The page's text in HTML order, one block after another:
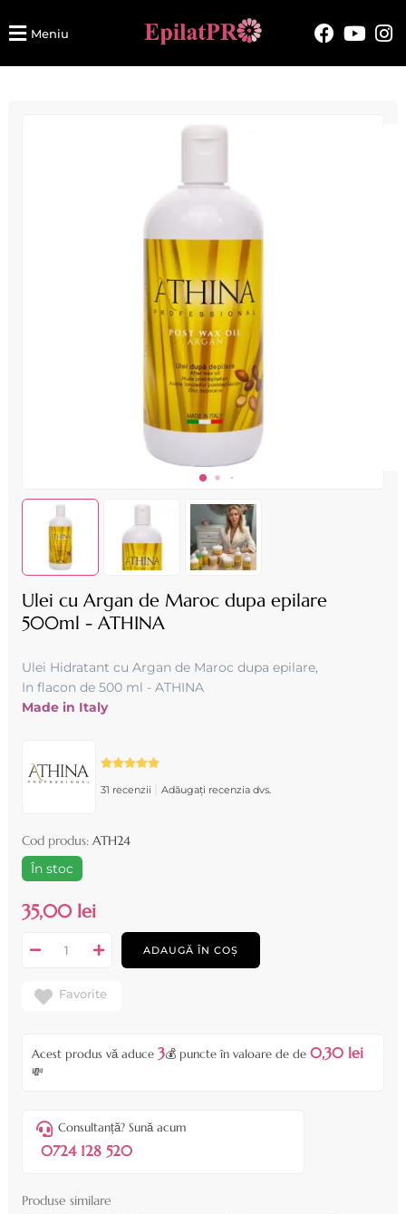
Meniu
Ulei cu Argan de Maroc dupa epilare
500ml - ATHINA
Ulei Hidratant cu Argan de Maroc dupa epilare,
In flacon de 500 ml - ATHINA
Made in Italy
31 recenzii Adăugați recenzia dvs.
Cod produs: ATH24
În stoc
35,00 lei
ADAUGĂ ÎN COȘ
Favorite
Acest produs vă aduce 3💰 puncte în valoare de de 0,30 lei
💸
Consultanță? Sună acum
0724 128 520
Produse similare